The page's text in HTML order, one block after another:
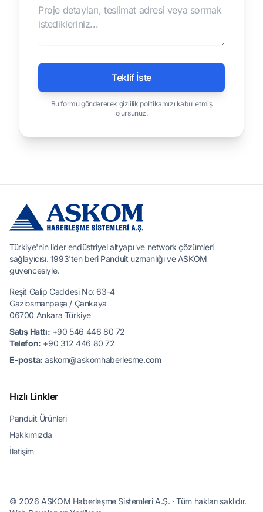
Teklif İste
Bu formu göndererek gizlilik politikamızı kabul etmiş
olursunuz.
Türkiye'nin lider endüstriyel altyapı ve network çözümleri
sağlayıcısı. 1993'ten beri Panduit uzmanlığı ve ASKOM
güvencesiyle.
Reşit Galip Caddesi No: 63-4
Gaziosmanpaşa / Çankaya
06700 Ankara Türkiye
Satış Hattı: +90 546 446 80 72
Telefon: +90 312 446 80 72
E-posta: askom@askomhaberlesme.com
Hızlı Linkler
Panduit Ürünleri
Hakkımızda
İletişim
© 2026 ASKOM Haberleşme Sistemleri A.Ş. · Tüm hakları saklıdır.